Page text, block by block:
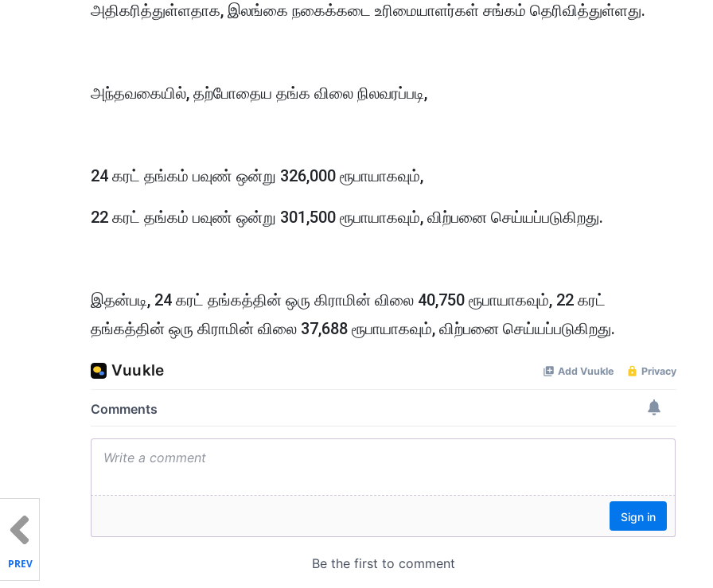
அதிகரித்துள்ளதாக, இலங்கை நகைக்கடை உரிமையாளர்கள் சங்கம் தெரிவித்துள்ளது.
அந்தவகையில், தற்போதைய தங்க விலை நிலவரப்படி,
24 கரட் தங்கம் பவுண் ஒன்று 326,000 ரூபாயாகவும்,
22 கரட் தங்கம் பவுண் ஒன்று 301,500 ரூபாயாகவும், விற்பனை செய்யப்படுகிறது.
இதன்படி, 24 கரட் தங்கத்தின் ஒரு கிராமின் விலை 40,750 ரூபாயாகவும், 22 கரட்
தங்கத்தின் ஒரு கிராமின் விலை 37,688 ரூபாயாகவும், விற்பனை செய்யப்படுகிறது.
PREV